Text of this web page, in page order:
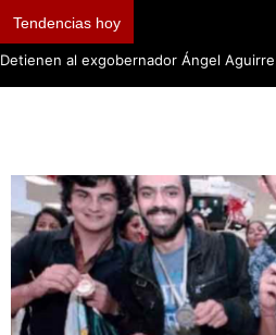
Tendencias hoy
Detienen al exgobernador Ángel